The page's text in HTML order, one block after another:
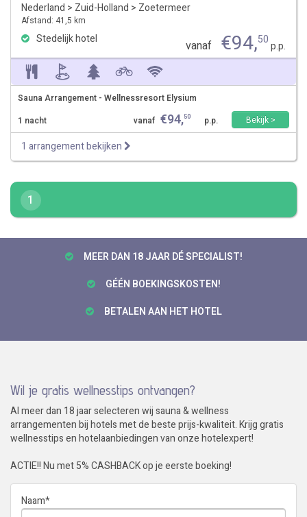
Nederland > Zuid-Holland > Zoetermeer
Afstand: 41,5 km
Stedelijk hotel vanaf €94,50p.p.
Sauna Arrangement - Wellnessresort Elysium
1 nacht
vanaf €94,50 p.p. Bekijk >
1 arrangement bekijken
1
MEER DAN 18 JAAR DÉ SPECIALIST!
GÉÉN BOEKINGSKOSTEN!
BETALEN AAN HET HOTEL
Wil je gratis wellnesstips ontvangen?
Al meer dan 18 jaar selecteren wij sauna & wellness
arrangementen bij hotels met de beste prijs-kwaliteit. Krijg gratis
wellnesstips en hotelaanbiedingen van onze hotelexpert!
ACTIE!! Nu met 5% CASHBACK op je eerste boeking!
Naam*